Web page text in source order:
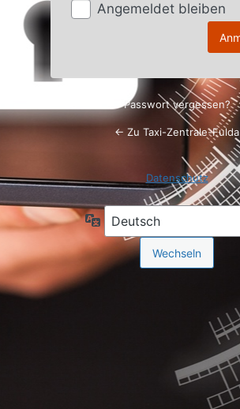
Angemeldet bleiben
Passwort vergessen?
← Zu Taxi-Zentrale-Fulda
Datenschutz
Sprache